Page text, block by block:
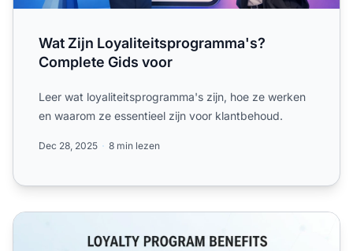
Wat Zijn Loyaliteitsprogramma's?
Complete Gids voor
Leer wat loyaliteitsprogramma's zijn, hoe ze werken
en waarom ze essentieel zijn voor klantbehoud.
Dec 28, 2025 8 min lezen
Wat zijn de voordelen van een loyaliteitsprogramma in